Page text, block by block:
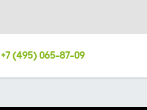
+7 (495) 065-87-09